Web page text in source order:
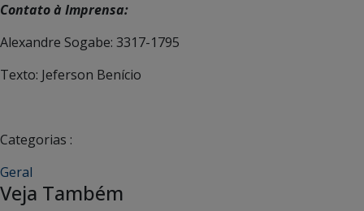
Contato à Imprensa:
Alexandre Sogabe: 3317-1795
Texto: Jeferson Benício
Categorias :
Geral
Veja Também